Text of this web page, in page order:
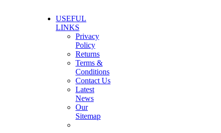
USEFUL
LINKS
Privacy
Policy
Returns
Terms &
Conditions
Contact Us
Latest
News
Our
Sitemap